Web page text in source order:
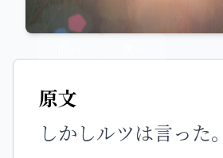
原文
しかしルツは言った。